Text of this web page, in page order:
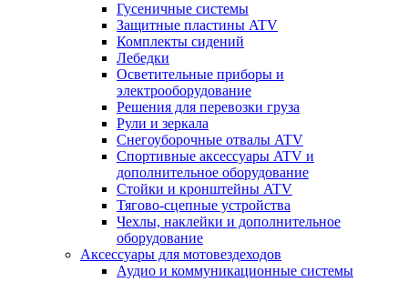
Гусеничные системы
Защитные пластины ATV
Комплекты сидений
Лебедки
Осветительные приборы и
электрооборудование
Решения для перевозки груза
Рули и зеркала
Снегоуборочные отвалы ATV
Спортивные аксессуары ATV и
дополнительное оборудование
Стойки и кронштейны ATV
Тягово-сцепные устройства
Чехлы, наклейки и дополнительное
оборудование
Аксессуары для мотовездеходов
Аудио и коммуникационные системы